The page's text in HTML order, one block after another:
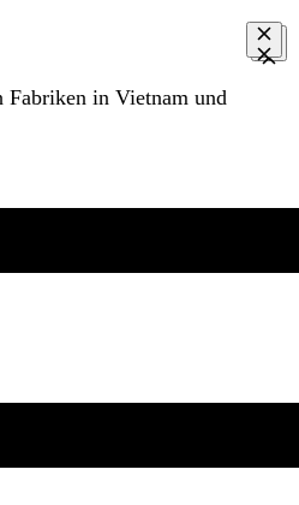
Fabriken in Vietnam und